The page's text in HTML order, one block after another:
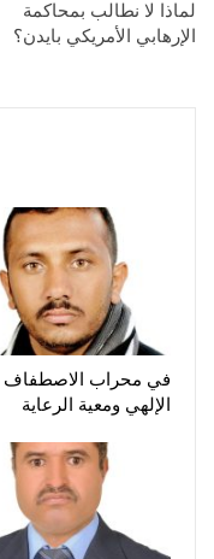
لماذا لا نطالب بمحاكمة
الإرهابي الأمريكي بايدن؟
في محراب الاصطفاف
الإلهي ومعية الرعاية